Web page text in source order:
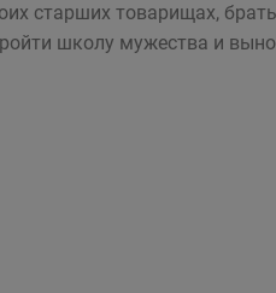
старших товарищах,
школу мужества и